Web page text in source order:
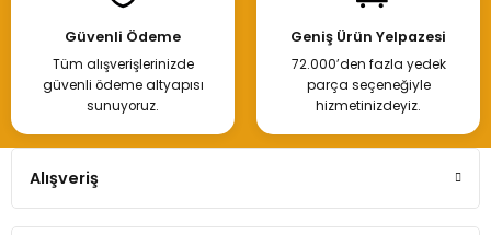
Güvenli Ödeme
Tüm alışverişlerinizde
güvenli ödeme altyapısı
sunuyoruz.
Geniş Ürün Yelpazesi
72.000’den fazla yedek
parça seçeneğiyle
hizmetinizdeyiz.
Alışveriş